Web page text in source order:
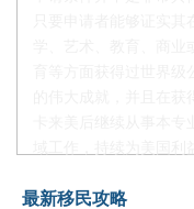
额占全球移民签证配额的
最新移民攻略